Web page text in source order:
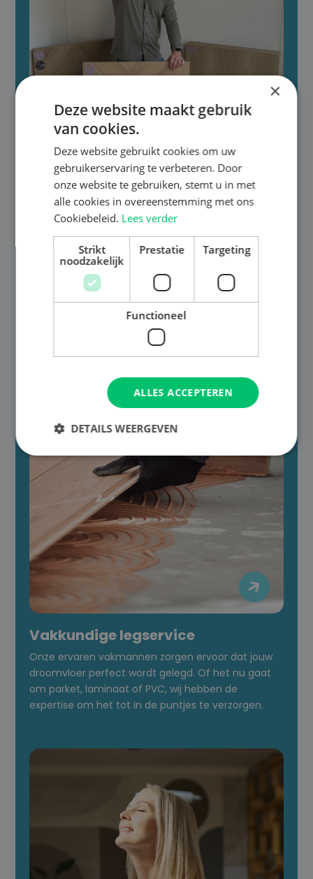
Gratis advies aan huis
Onze deskundige adviseur komt bij jou thuis met
grote stalen, zodat je direct kunt zien hoe de vloer
in jouw interieur past. We nemen de tijd om jouw
wensen te begrijpen en geven advies op maat.

Vakkundige legservice
Onze ervaren vakmannen zorgen ervoor dat jouw
droomvloer perfect wordt gelegd. Of het nu gaat
om parket, laminaat of PVC, wij hebben de
expertise om het tot in de puntjes te verzorgen.
×
Deze website maakt gebruik
van cookies.
Deze website gebruikt cookies om uw
gebruikerservaring te verbeteren. Door
onze website te gebruiken, stemt u in met
alle cookies in overeenstemming met ons
Cookiebeleid. Lees verder
Strikt
noodzakelijk
Prestatie Targeting
Functioneel
ALLES ACCEPTEREN
DETAILS WEERGEVEN